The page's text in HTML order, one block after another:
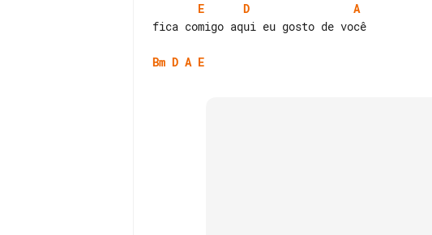
E
D
A
fica comigo aqui eu gosto de você
Bm D A E